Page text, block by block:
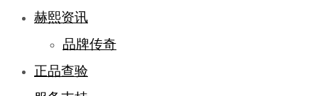
赫熙资讯
品牌传奇
正品查验